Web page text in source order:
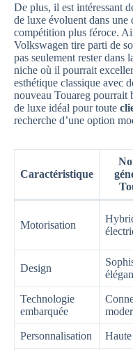
De plus, il est intéressant
de luxe évoluent dans
compétition plus féroce.
Volkswagen tire parti de
pas seulement rester dans
niche où il pourrait
esthétique classique avec
nouveau Touareg pourrait
de luxe idéal pour toute
recherche d’une option
Caractéristique
Motorisation
Design
Technologie
embarquée
Personnalisation